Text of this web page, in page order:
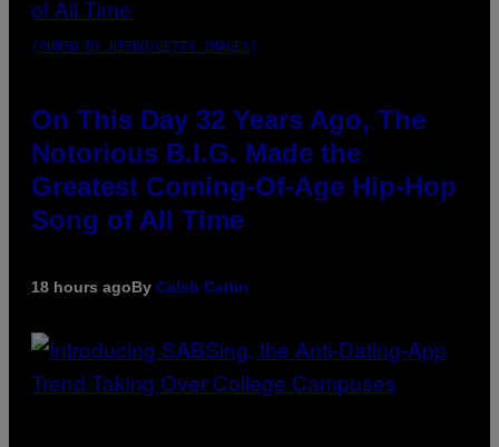
(PHOTO BY NITRO/GETTY IMAGES)
On This Day 32 Years Ago, The
Notorious B.I.G. Made the
Greatest Coming-Of-Age Hip-Hop
Song of All Time
18 hours agoBy Caleb Catlin